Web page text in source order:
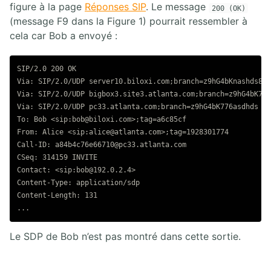
figure à la page Réponses SIP. Le message 200 (OK)
(message F9 dans la Figure 1) pourrait ressembler à
cela car Bob a envoyé :
SIP/2.0 200 OK
Via: SIP/2.0/UDP
Via: SIP/2.0/UDP
Via: SIP/2.0/UDP pc33.atlanta.com;branch=z9hG4bK776asdhds
To: Bob <sip:bob@biloxi.com>;tag=a6c85cf
From: Alice <sip:alice@atlanta.com>;tag=1928301774
Call-ID: a84b4c76e66710@pc33.atlanta.com
CSeq: 314159 INVITE
Contact: <sip:bob@192.0.2.4>
Content-Type: application/sdp
Content-Length: 131
Le SDP de Bob n’est pas montré dans cette sortie.